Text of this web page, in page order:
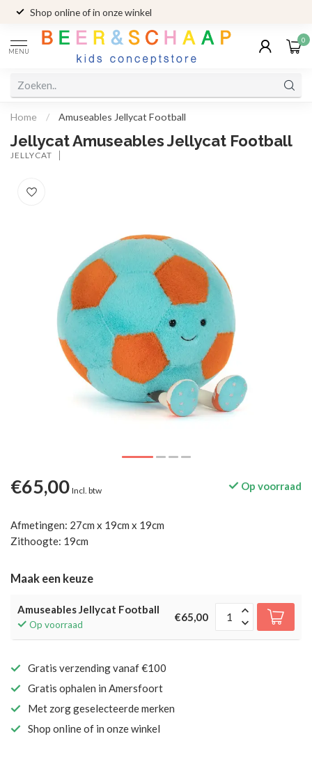
Shop online of in onze winkel
MENU
0
Home / Amuseables Jellycat Football
Jellycat Amuseables Jellycat Football
JELLYCAT
€65,00 Incl. btw Op voorraad
Afmetingen: 27cm x 19cm x 19cm
Zithoogte: 19cm
Maak een keuze
Amuseables Jellycat Football
Op voorraad
€65,00
Gratis verzending vanaf €100
Gratis ophalen in Amersfoort
Met zorg geselecteerde merken
Shop online of in onze winkel